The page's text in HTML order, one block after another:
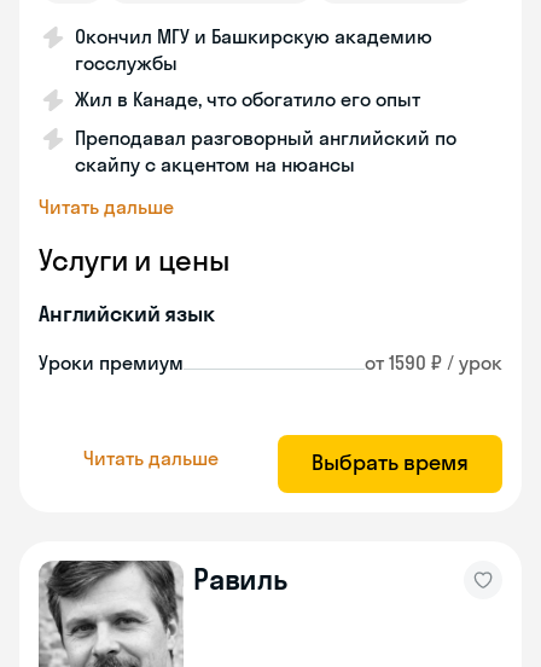
Окончил МГУ и Башкирскую академию
госслужбы
Жил в Канаде, что обогатило его опыт
Преподавал разговорный английский по
скайпу с акцентом на нюансы
Читать дальше
Услуги и цены
Английский язык
Уроки премиум от 1590 ₽ / урок
Читать дальше Выбрать время
Равиль